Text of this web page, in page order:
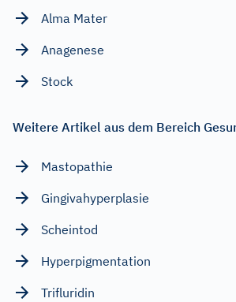
Alma Mater
Anagenese
Stock
Weitere Artikel aus dem Bereich
Mastopathie
Gingivahyperplasie
Scheintod
Hyperpigmentation
Trifluridin